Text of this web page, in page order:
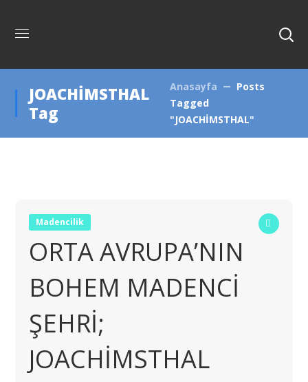
JOACHİMSTHAL
Tag
Anasayfa
Posts
Tagged
"JOACHİMSTHAL"
Madencilik
ORTA AVRUPA’NIN
BOHEM MADENCİ
ŞEHRİ;
JOACHİMSTHAL